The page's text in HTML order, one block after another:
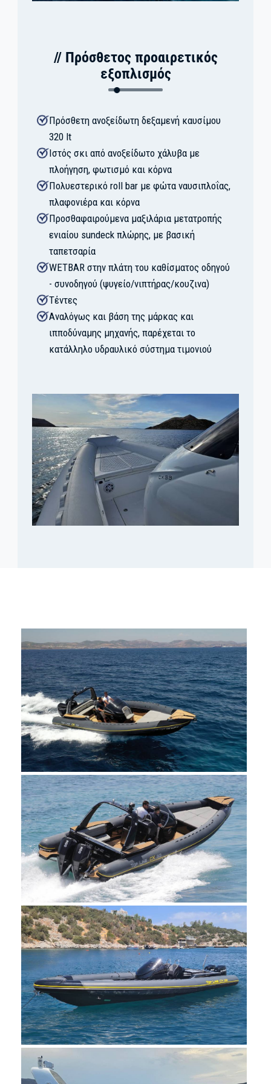
// Πρόσθετος προαιρετικός
εξοπλισμός
Πρόσθετη ανοξείδωτη δεξαμενή καυσίμου
320 lt
Ιστός σκι από ανοξείδωτο χάλυβα με
πλοήγηση, φωτισμό και κόρνα
Πολυεστερικό roll bar με φώτα ναυσιπλοΐας,
πλαφονιέρα και κόρνα
Προσθαφαιρούμενα μαξιλάρια μετατροπής
ενιαίου sundeck πλώρης, με βασική
ταπετσαρία
WETBAR στην πλάτη του καθίσματος οδηγού
- συνοδηγού (ψυγείο/νιπτήρας/κουζινα)
Τέντες
Αναλόγως και βάση της μάρκας και
ιπποδύναμης μηχανής, παρέχεται το
κατάλληλο υδραυλικό σύστημα τιμονιού